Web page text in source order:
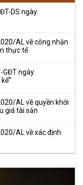
DS ngày
AL về công nhận
thực tế
GĐT ngày
AL về quyền khởi
giá tài sản
AL về xác định